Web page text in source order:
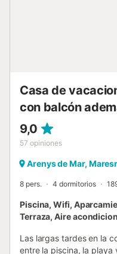
la cocina y pat...
Casa de
con balcón
9,0
57 opiniones
Arenys de Mar,
8 pers. 4 dormitorios
Piscina, Wifi,
Terraza, Aire
Las largas tardes en la
entre la piscina, la playa